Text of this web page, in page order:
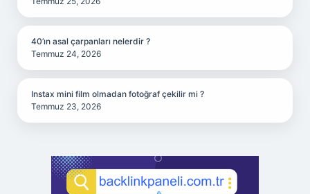
40’ın asal çarpanları nelerdir ?
Temmuz 24, 2026
Instax mini film olmadan fotoğraf çekilir mi ?
Temmuz 23, 2026